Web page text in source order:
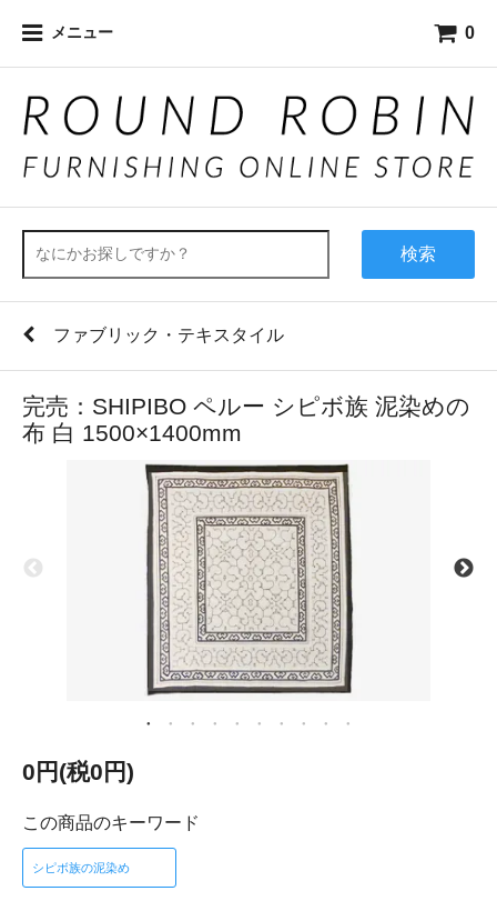
メニュー 0
検索
ファブリック・テキスタイル
完売：SHIPIBO ペルー シピボ族 泥染めの
布 白 1500×1400mm
0円(税0円)
この商品のキーワード
シピボ族の泥染め